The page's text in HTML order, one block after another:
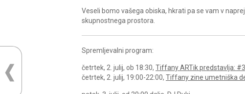
Veseli bomo vašega obiska, hkrati pa se vam v
skupnostnega prostora.
Spremljevalni program:
četrtek, 2. julij, ob 18:30, Tiffany ARTik predstavlja:
četrtek, 2. julij, 19:00-22:00, Tiffany zine umetniška